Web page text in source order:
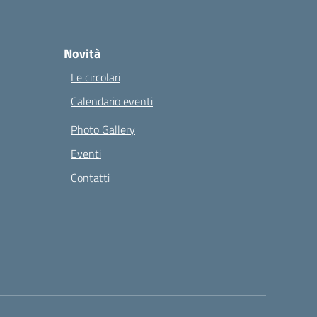
Novità
Le circolari
Calendario eventi
Photo Gallery
Eventi
Contatti